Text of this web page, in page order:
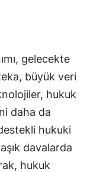
gelecekte
büyük veri
hukuk
daha da
hukuki
davalarda
hukuk